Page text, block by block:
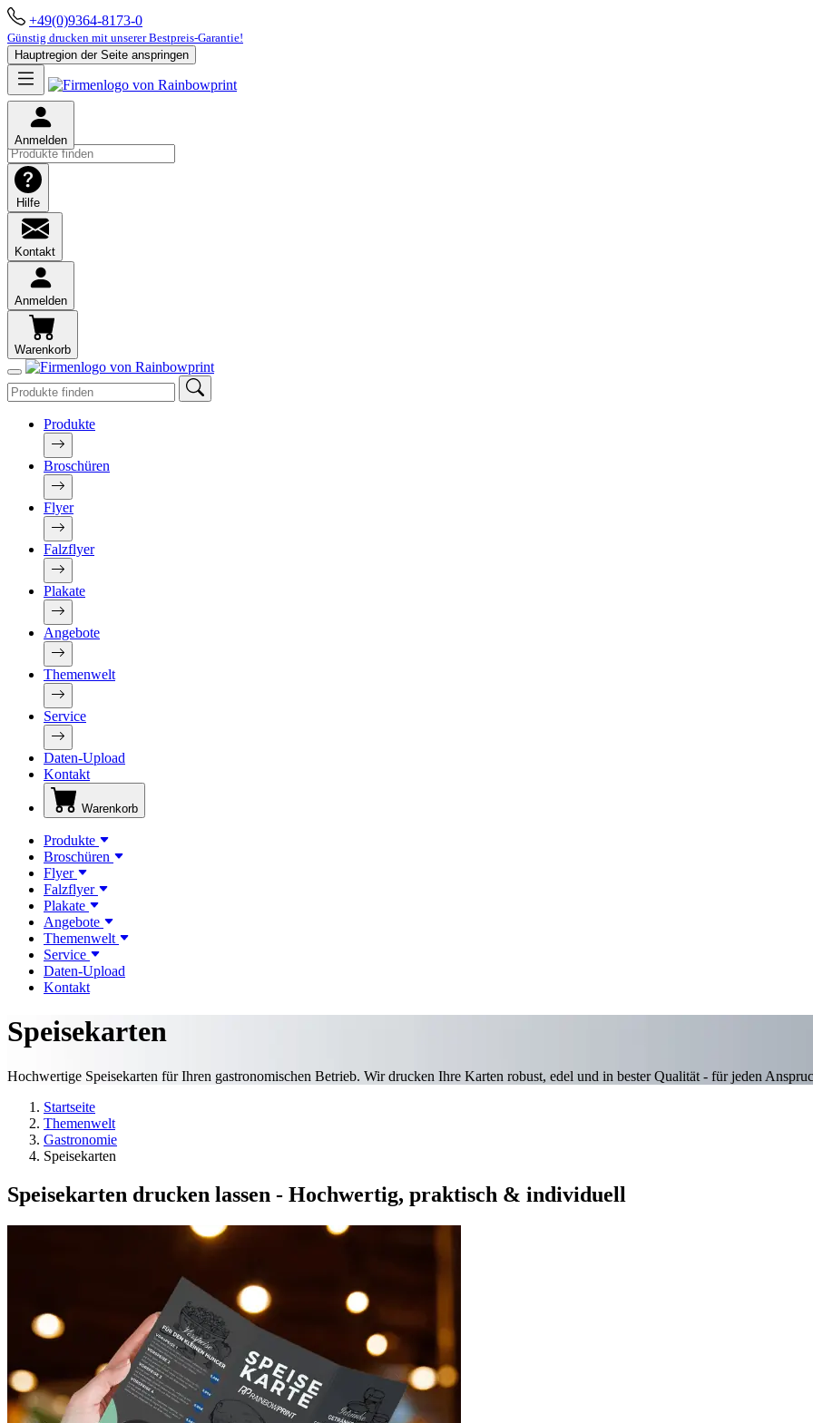
+49(0)9364-8173-0
Günstig drucken mit unserer Bestpreis-Garantie!
Hauptregion der Seite anspringen
Anmelden
Hilfe
Kontakt
Anmelden
Warenkorb
Produkte
Broschüren
Flyer
Falzflyer
Plakate
Angebote
Themenwelt
Service
Daten-Upload
Kontakt
Warenkorb
Produkte
Broschüren
Flyer
Falzflyer
Plakate
Angebote
Themenwelt
Service
Daten-Upload
Kontakt
Speisekarten
Hochwertige Speisekarten für Ihren gastronomischen Betrieb. Wir drucken Ihre Karten robust, edel und in bester Qualität - für jeden
Startseite
Themenwelt
Gastronomie
Speisekarten
Speisekarten drucken lassen - Hochwertig, praktisch & individuell